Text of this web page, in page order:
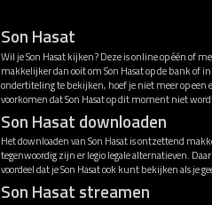
Son Hasat
Wil je Son Hasat kijken? Deze is online op één of
makkelijker dan ooit om Son Hasat op de bank of
ondertiteling te bekijken, hoef je niet meer op
voorkomen dat Son Hasat op dit moment niet
Son Hasat downloaden
Het downloaden van Son Hasat is ontzettend
tegenwoordig zijn er legio legale alternatieven.
voordeel dat je Son Hasat ook kunt bekijken als je
Son Hasat streamen